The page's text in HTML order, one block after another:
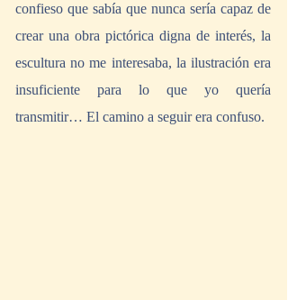
confieso que sabía que nunca sería capaz de
crear una obra pictórica digna de interés, la
escultura no me interesaba, la ilustración era
insuficiente para lo que yo quería
transmitir… El camino a seguir era confuso.